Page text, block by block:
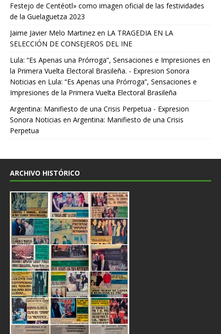
Festejo de Centéotl» como imagen oficial de las festividades
de la Guelaguetza 2023
Jaime Javier Melo Martinez en LA TRAGEDIA EN LA
SELECCIÓN DE CONSEJEROS DEL INE
Lula: “Es Apenas una Prórroga”, Sensaciones e Impresiones en
la Primera Vuelta Electoral Brasileña. - Expresion Sonora
Noticias en Lula: “Es Apenas una Prórroga”, Sensaciones e
Impresiones de la Primera Vuelta Electoral Brasileña
Argentina: Manifiesto de una Crisis Perpetua - Expresion
Sonora Noticias en Argentina: Manifiesto de una Crisis
Perpetua
ARCHIVO HISTÓRICO